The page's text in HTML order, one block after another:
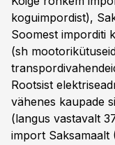
koguimpordist),
Soomest imporditi
(sh
Rootsist
vähenes kaupade
(langus vastavalt
import Saksamaalt